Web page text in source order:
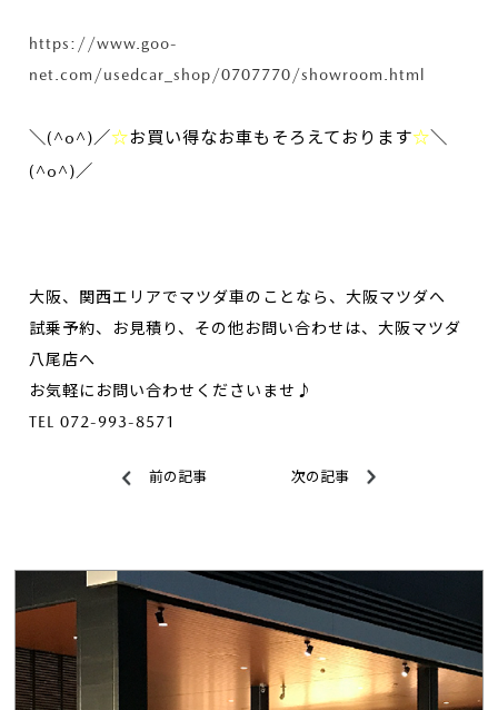
https://www.goo-
net.com/usedcar_shop/0707770/showroom.html
＼(^o^)／☆お買い得なお車もそろえております☆＼
(^o^)／
大阪、関西エリアでマツダ車のことなら、大阪マツダへ
試乗予約、お見積り、その他お問い合わせは、大阪マツダ
八尾店へ
お気軽にお問い合わせくださいませ♪
TEL 072-993-8571
前の記事 次の記事